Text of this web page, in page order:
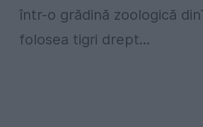
într-o grădină zoologică
folosea tigri drept...